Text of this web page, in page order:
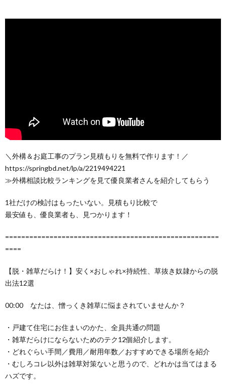
＼外構＆お庭工事のプラン見積もりを無料で作ります！／
https://springbd.net/lp/a/2219494221
≫外構相談比較ランキングを見て優良業者さんを紹介してもらう
1社だけの検討はもったいない。見積もり比較で
最安値も、優良業者も、見つかります！
=====================================================
====
【脱・雑草だらけ！】安く×おしゃれ×持続性、草抜き奴隷からの脱
出法12選
00:00 なたは、憎っくき雑草に悩まされていませんか？
・戸建て住宅にお住まいのかた、全員共通の問題
・雑草だらけにならないためのテク12個紹介します。
・どれぐらい手間／費用／耐用年数／おすすめできる場所を紹介
・むしろコレ以外は雑草対策ないと思うので、どれかは当てはまる
ハズです。